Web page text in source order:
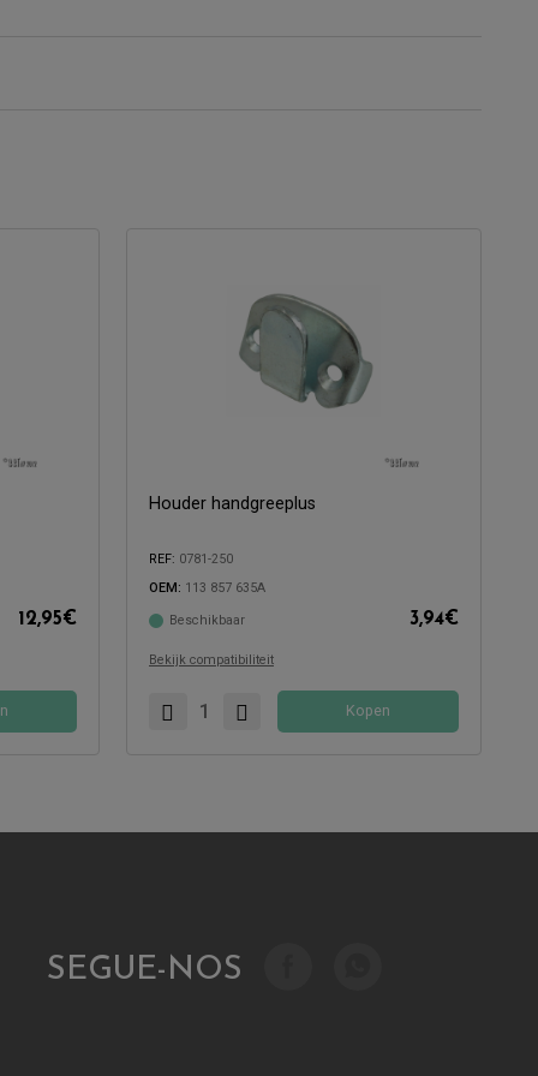
12,95€
Houder handgreeplus
REF: 0781-250
OEM: 113 857 635A
Beschikbaar 3,94€
Bekijk compatibiliteit
Compatibel met:
Kopen
SEGUE-NOS